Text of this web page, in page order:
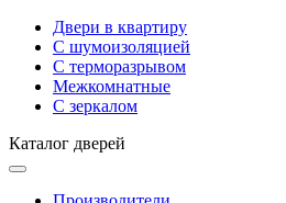
Двери в квартиру
С шумоизоляцией
С терморазрывом
Межкомнатные
С зеркалом
Каталог дверей